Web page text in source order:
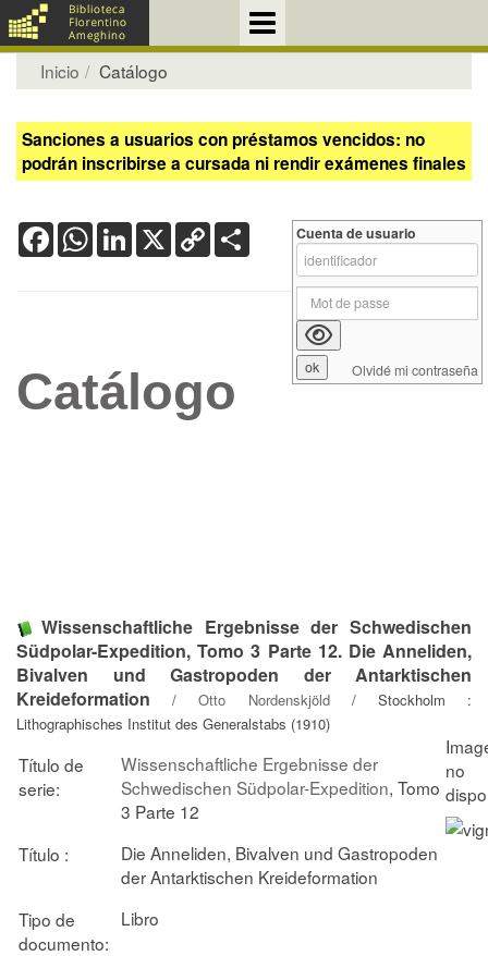
Inicio Catálogo
Sanciones a usuarios con préstamos vencidos: no
podrán inscribirse a cursada ni rendir exámenes finales
FacebookWhatsApp
LinkedIn
X Copy
Link
Catálogo
Wissenschaftliche Ergebnisse der Schwedischen
Südpolar-Expedition, Tomo 3 Parte 12. Die Anneliden,
Bivalven und Gastropoden der Antarktischen
Kreideformation /Otto Nordenskjöld/ Stockholm :
Lithographisches Institut des Generalstabs (1910)
Título de
serie:
Wissenschaftliche Ergebnisse der
Schwedischen Südpolar-Expedition, Tomo
3 Parte 12
Título :
Die Anneliden, Bivalven und Gastropoden
der Antarktischen Kreideformation
Tipo de
documento:
Libro
Cuenta de usuario
Olvidé mi contraseña